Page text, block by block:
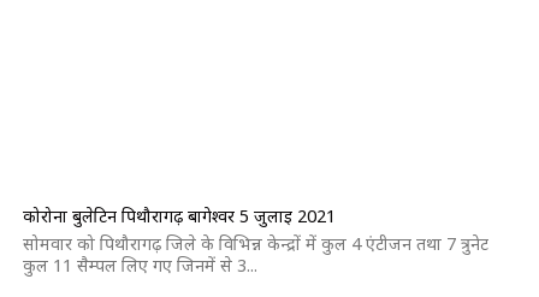
कोरोना बुलेटिन पिथौरागढ़ बागेश्वर 5 जुलाई 2021
सोमवार को पिथौरागढ़ जिले के विभिन्न केन्द्रों में कुल 4 एंटीजन तथा 7 त्रुनेट
कुल 11 सैम्पल लिए गए जिनमें से 3...